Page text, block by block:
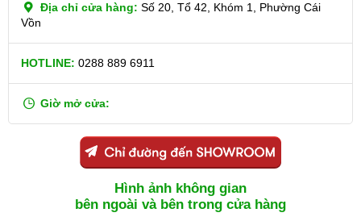
Địa chỉ cửa hàng: Số 20, Tổ 42, Khóm 1, Phường Cái
Vồn
HOTLINE: 0288 889 6911
Giờ mở cửa:
Hình ảnh không gian
bên ngoài và bên trong cửa hàng